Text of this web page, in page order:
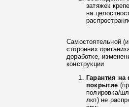
затяжек
на
Самостоятельной
сторонних
доработке,
конструкции
Гарантия
покрытие
полировка/
лкп) не